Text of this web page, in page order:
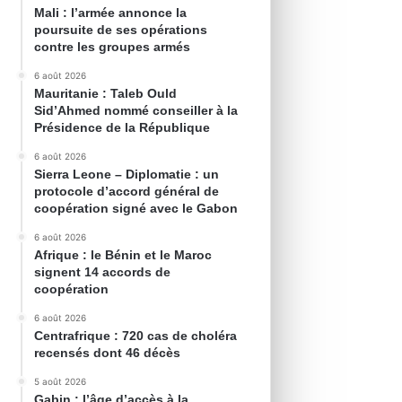
Mali : l’armée annonce la
poursuite de ses opérations
contre les groupes armés
6 août 2026
Mauritanie : Taleb Ould
Sid’Ahmed nommé conseiller à la
Présidence de la République
6 août 2026
Sierra Leone – Diplomatie : un
protocole d’accord général de
coopération signé avec le Gabon
6 août 2026
Afrique : le Bénin et le Maroc
signent 14 accords de
coopération
6 août 2026
Centrafrique : 720 cas de choléra
recensés dont 46 décès
5 août 2026